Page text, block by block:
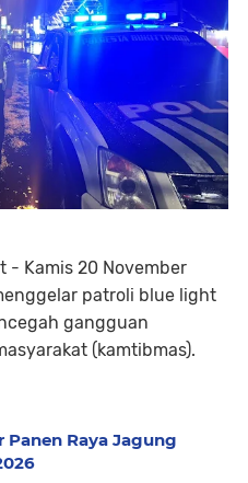
- Kamis 20 November
patroli blue light
gangguan
(kamtibmas).
Raya Jagung